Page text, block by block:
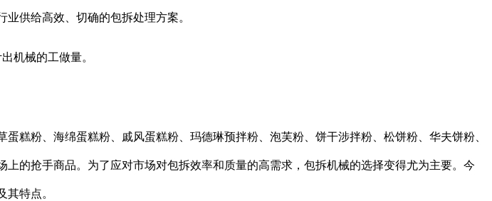
供给高效、切确的包拆处理方案。
机械的工做量。
粉、海绵蛋糕粉、戚风蛋糕粉、玛德琳预拌粉、泡芙粉、饼干涉拌粉、松饼粉、华夫饼粉、
的抢手商品。为了应对市场对包拆效率和质量的高需求，包拆机械的选择变得尤为主要。今
特点。